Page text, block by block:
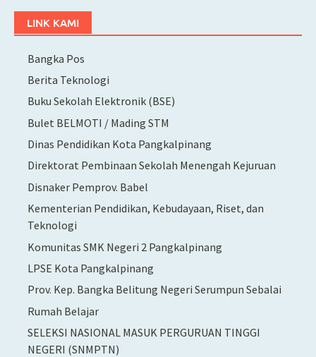
LINK KAMI
Bangka Pos
Berita Teknologi
Buku Sekolah Elektronik (BSE)
Bulet BELMOTI / Mading STM
Dinas Pendidikan Kota Pangkalpinang
Direktorat Pembinaan Sekolah Menengah Kejuruan
Disnaker Pemprov. Babel
Kementerian Pendidikan, Kebudayaan, Riset, dan
Teknologi
Komunitas SMK Negeri 2 Pangkalpinang
LPSE Kota Pangkalpinang
Prov. Kep. Bangka Belitung Negeri Serumpun Sebalai
Rumah Belajar
SELEKSI NASIONAL MASUK PERGURUAN TINGGI
NEGERI (SNMPTN)